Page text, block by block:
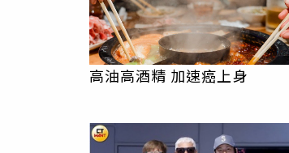
高油高酒精 加速癌上身